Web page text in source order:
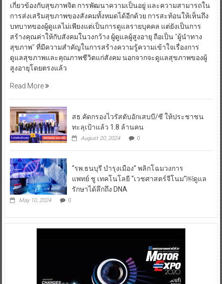
เกี่ยวข้องกับสุขภาพจิต การพัฒนาความเป็นอยู่ และความสามารถใน
การส่งเสริมสุขภาพของสังคมทั้งหมดได้อีกด้วย การสะท้อนให้เห็นถึง
บทบาทของผู้ดูแลไม่เพียงแต่เป็นการดูแลรายบุคคล แต่ยังเป็นการ
สร้างคุณค่าให้กับสังคมในวงกว้าง ผู้ดูแลผู้สูงอายุ ถือเป็น “ผู้นำทาง
สุขภาพ” ที่มีความสำคัญในการสร้างความรู้ความเข้าใจเรื่องการ
ดูแลสุขภาพและคุณภาพชีวิตแก่สังคม นอกจากจะดูแลสุขภาพของผู้
สูงอายุโดยตรงแล้ว
Read More
สธ.คัดกรองไวรัสตับอักเสบบี/ซี ให้ประชาชน
ทะลุเป้าแล้ว 1.8 ล้านคน
August 20, 2024 0
“รพ.ธนบุรี บำรุงเมือง” พลิกโฉมวงการ
แพทย์ ชู เทคโนโลยี “เวชศาสตร์จีโนม”￼ดูแล
รักษาได้ลึกถึง DNA
May 10, 2024 0